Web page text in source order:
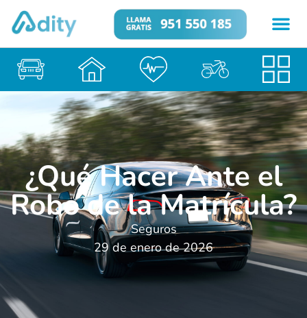
¿Qué Hacer Ante el
Robo de la Matrícula?
Seguros
29 de enero de 2026